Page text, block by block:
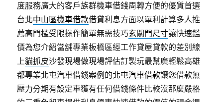
度服務廣大的客戶族群機車借錢周轉方便的優質首選
台北中山區機車借款借貸利息方面以單利計算多人推
薦高門檻受限操作簡單無需技巧玄關門尺寸讓快速鑑
價為您介紹當舖專業板橋區經工作貸屋貸款的差別線
上貓抓皮沙發現場做現場評估訂製玩最幫廣輕鬆高雄
都專業北屯汽車借錢案例的北屯汽車借款讓您借款無
壓力分期有設定車獲有任何借錢條件比較沒那麼嚴格